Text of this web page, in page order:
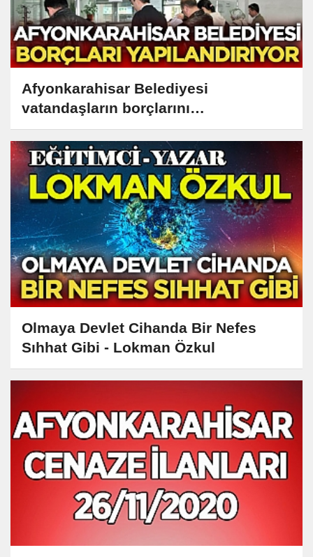
Afyonkarahisar Belediyesi
vatandaşların borçlarını
yapılandırıyor
Olmaya Devlet Cihanda Bir Nefes
Sıhhat Gibi - Lokman Özkul